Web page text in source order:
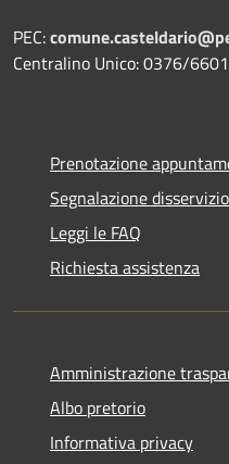
PEC:
Centralino Unico: 0376/
Prenotazione
Segnalazione disservizio
Leggi le FAQ
Richiesta assistenza
Amministrazione
Albo pretorio
Informativa privacy